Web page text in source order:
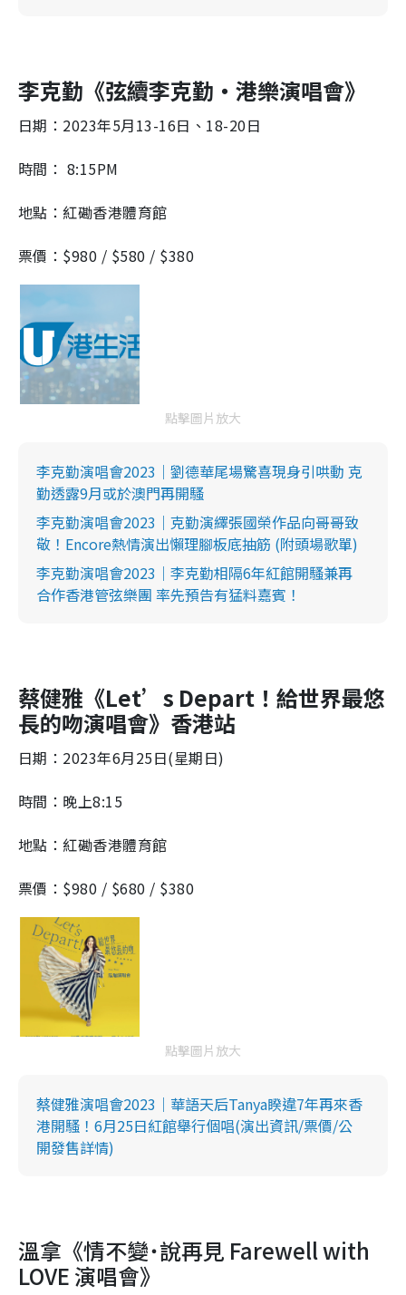
李克勤《弦續李克勤‧港樂演唱會》
日期：2023年5月13-16日、18-20日
時間： 8:15PM
地點：紅磡香港體育館
票價：$980 / $580 / $380
點擊圖片放大
李克勤演唱會2023｜劉德華尾場驚喜現身引哄動 克
勤透露9月或於澳門再開騷
李克勤演唱會2023｜克勤演繹張國榮作品向哥哥致
敬！Encore熱情演出懶理腳板底抽筋 (附頭場歌單)
李克勤演唱會2023｜李克勤相隔6年紅館開騷兼再
合作香港管弦樂團 率先預告有猛料嘉賓！
蔡健雅《Let’s Depart！給世界最悠
長的吻演唱會》香港站
日期：2023年6月25日(星期日)
時間：晚上8:15
地點：紅磡香港體育館
票價：$980 / $680 / $380
點擊圖片放大
蔡健雅演唱會2023｜華語天后Tanya睽違7年再來香
港開騷！6月25日紅館舉行個唱(演出資訊/票價/公
開發售詳情)
溫拿《情不變˙說再見 Farewell with
LOVE 演唱會》